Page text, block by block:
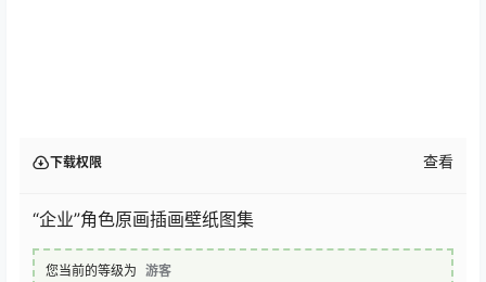
下载权限 查看
“企业”角色原画插画壁纸图集
您当前的等级为 游客